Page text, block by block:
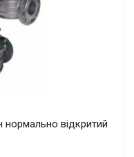
нормально відкритий